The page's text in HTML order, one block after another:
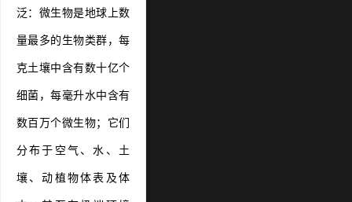
泛：微生物是地球上数
量最多的生物类群，每
克土壤中含有数十亿个
细菌，每毫升水中含有
数百万个微生物；它们
分布于空气、水、土
壤、动植物体表及体